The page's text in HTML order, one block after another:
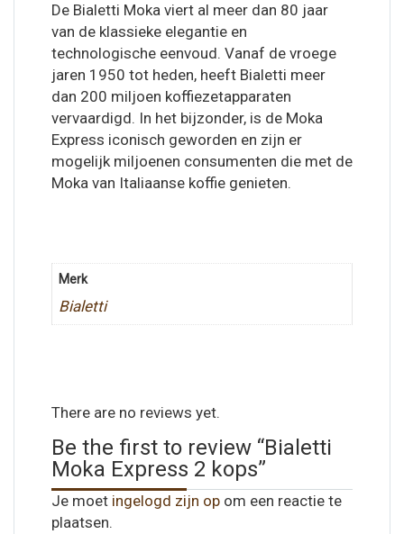
De Bialetti Moka viert al meer dan 80 jaar
van de klassieke elegantie en
technologische eenvoud. Vanaf de vroege
jaren 1950 tot heden, heeft Bialetti meer
dan 200 miljoen koffiezetapparaten
vervaardigd. In het bijzonder, is de Moka
Express iconisch geworden en zijn er
mogelijk miljoenen consumenten die met de
Moka van Italiaanse koffie genieten.
Merk
Bialetti
There are no reviews yet.
Be the first to review “Bialetti
Moka Express 2 kops”
Je moet ingelogd zijn op om een reactie te
plaatsen.